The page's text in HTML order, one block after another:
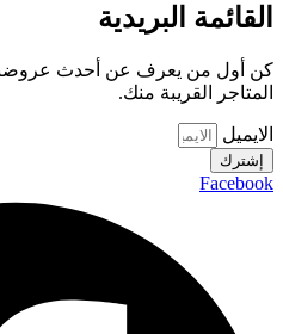
القائمة البريدية
كن أول من يعرف عن أحدث عروضنا
المتاجر القريبة منك.
الايميل
إشترك
Facebook